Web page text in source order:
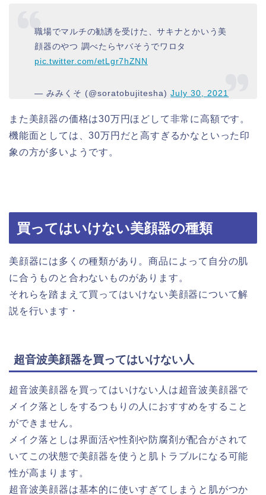
職場でマルチの勧誘を受けた、サキナとかいう美
顔器のやつ 調べたらヤバそうでワロタ
pic.twitter.com/etLgr7hZNN
— みみくそ (@soratobujitesha)July 30, 2021
また美顔器の価格は30万円ほどして非常に高額です。
機能面としては、30万円だと高すぎるかなといった印
象の方が多いようです。
買ってはいけない美顔器の種類
美顔器には多くの種類があり。商品によって自分の肌
に合うものと合わないものがあります。
それらを踏まえて買ってはいけない美顔器について解
説を行います・
超音波美顔器を買ってはいけない人
超音波美顔器を買ってはいけない人は超音波美顔器で
メイク落としをするつもりの人におすすめをすること
ができません。
メイク落としは界面活や性剤や防腐剤が配合がされて
いてこの状態で美顔器を使うと肌トラブルになる可能
性が高まります。
超音波美顔器は基本的に使いすぎてしまうと肌がつか